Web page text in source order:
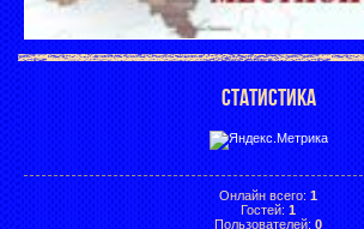
СТАТИСТИКА
Онлайн всего: 1
Гостей: 1
Пользователей: 0